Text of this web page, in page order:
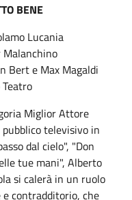
BENE
Lucania
Bert e Max Magaldi
Miglior Attore
televisivo in
dal cielo", "Don
tue mani", Alberto
si calerà in un ruolo
contradditorio, che